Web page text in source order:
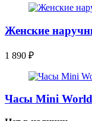
Женские
1 890 ₽
Часы Mini